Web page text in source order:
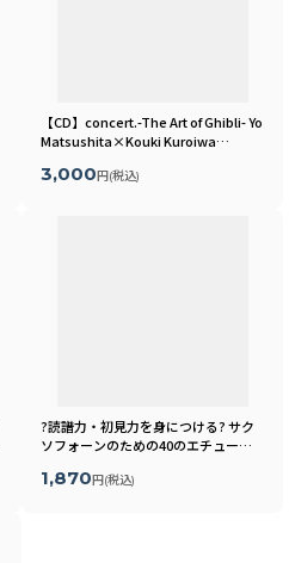
【CD】concert.-The Art of Ghibli- Yo
Matsushita×Kouki Kuroiwa
3,000円(税込)
?読譜力・初見力を身につける? サク
ソフォーンのための40のエチュード
1,870円(税込)